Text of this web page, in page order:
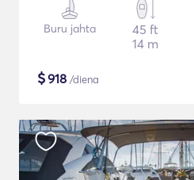
Buru jahta
45 ft
14 m
$918 /diena